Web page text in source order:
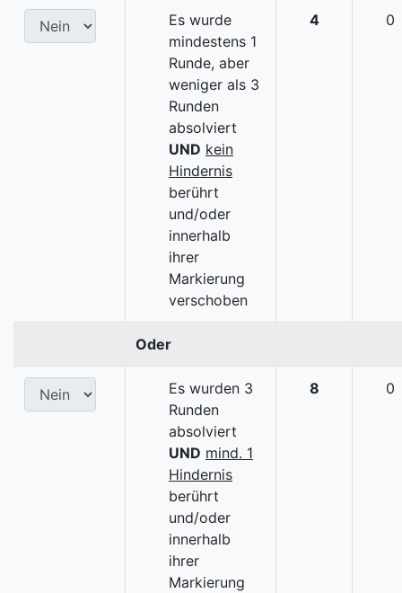
Es wurde
mindestens 1
Runde, aber
weniger als 3
Runden
absolviert
UND kein
Hindernis
berührt
und/oder
innerhalb
ihrer
Markierung
verschoben
4 0
Oder
Es wurden 3
Runden
absolviert
UND mind. 1
Hindernis
berührt
und/oder
innerhalb
ihrer
Markierung
8 0